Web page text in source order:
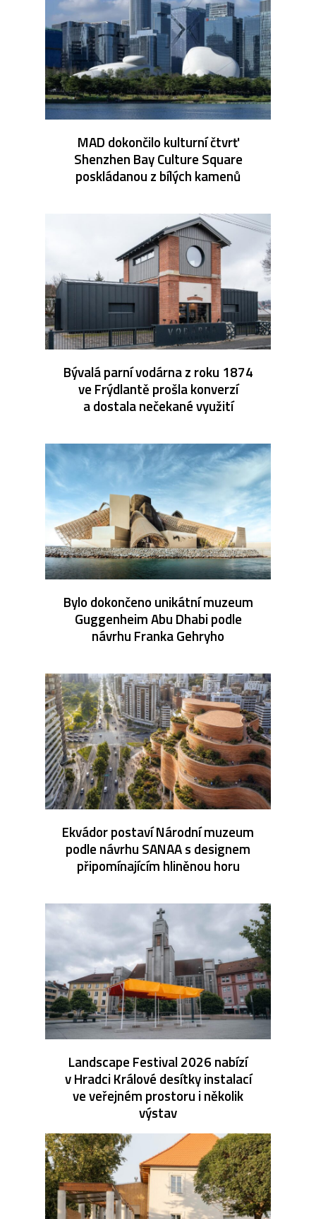
MAD dokončilo kulturní čtvrť
Shenzhen Bay Culture Square
poskládanou z bílých kamenů
Bývalá parní vodárna z roku 1874
ve Frýdlantě prošla konverzí
a dostala nečekané využití
Bylo dokončeno unikátní muzeum
Guggenheim Abu Dhabi podle
návrhu Franka Gehryho
Ekvádor postaví Národní muzeum
podle návrhu SANAA s designem
připomínajícím hliněnou horu
Landscape Festival 2026 nabízí
v Hradci Králové desítky instalací
ve veřejném prostoru i několik
výstav